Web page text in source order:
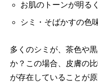
お肌のトーンが明る
シミ・そばかすの色
多くのシミが、茶色や
か？この場合、皮膚の
が存在していることが原